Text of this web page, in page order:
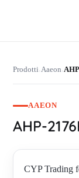
Prodotti›Aaeon›
AAEON
AHP-
CYP Trading